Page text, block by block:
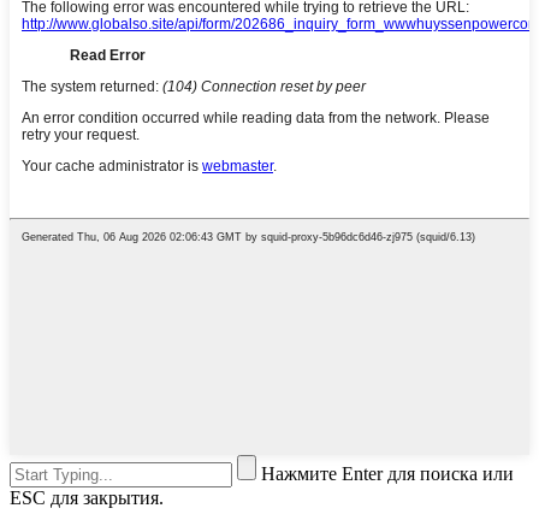
Нажмите Enter для поиска или
ESC для закрытия.